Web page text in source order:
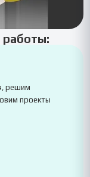
работы:
решим
проекты